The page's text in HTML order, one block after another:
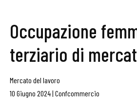
Occupazione
terziario di
Mercato del lavoro
10 Giugno 2024| Confcommercio